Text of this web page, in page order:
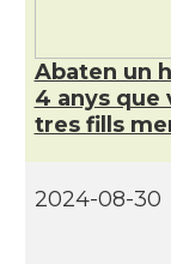
Abaten un
4 anys que
tres fills
2024-08-30